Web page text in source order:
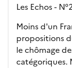
Les Echos -
Moins d'un
propositions
le chômage
catégoriques.